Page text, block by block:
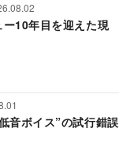
ー10年目を迎えた現
音ボイス”の試行錯誤